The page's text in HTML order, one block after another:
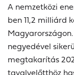
A nemzetközi
ben 11,2 milliárd
negyedével
megtakarítás